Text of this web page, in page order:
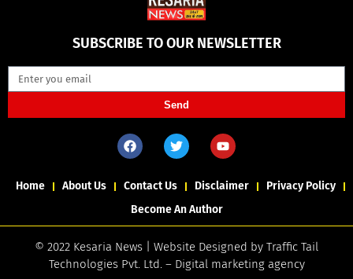
SUBSCRIBE TO OUR NEWSLETTER
Send
Home About Us Contact Us Disclaimer
Privacy Policy
Become An Author
© 2022 Kesaria News | Website Designed by Traffic Tail
Technologies Pvt. Ltd.– Digital marketing agency